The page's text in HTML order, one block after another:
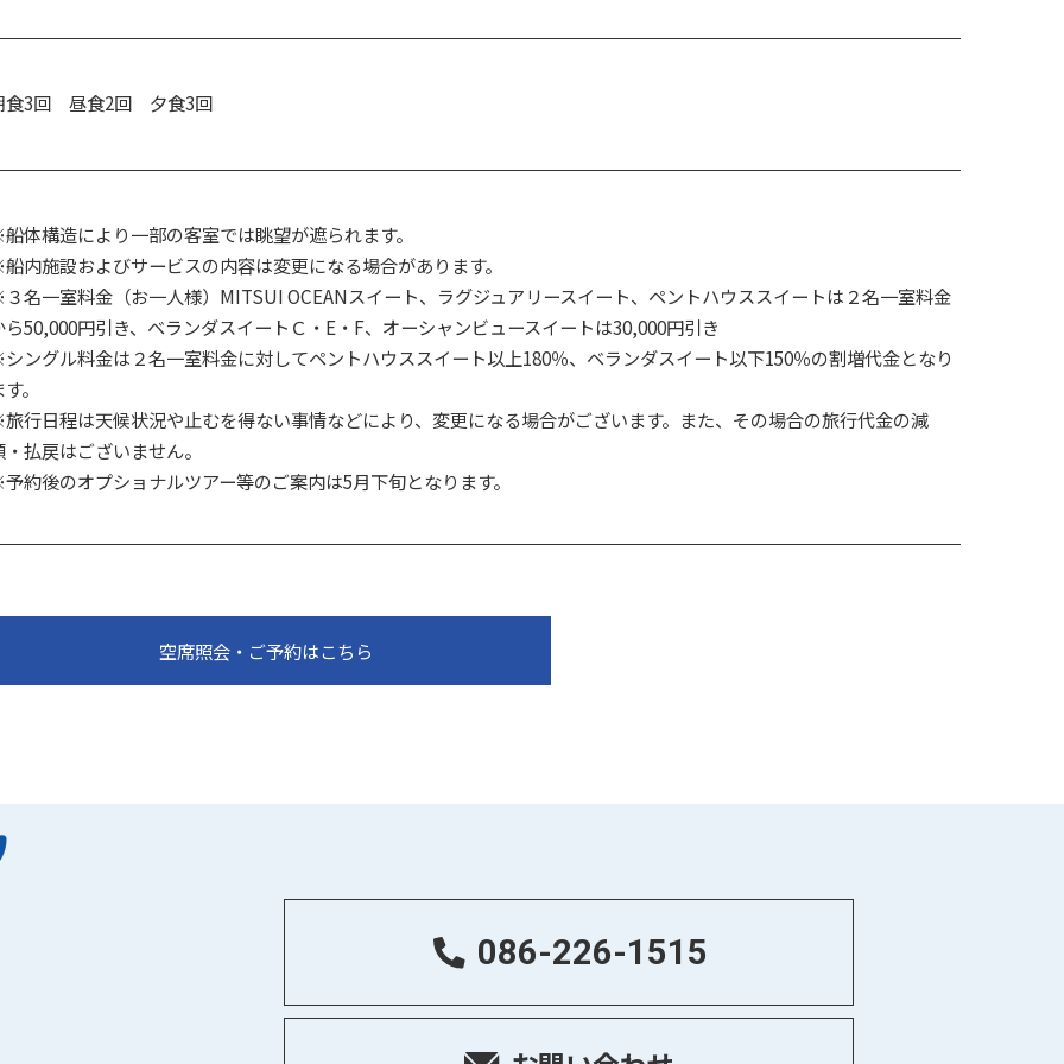
食3回 昼食2回 夕食3回
体構造により一部の客室では眺望が遮られます。
内施設およびサービスの内容は変更になる場合があります。
名一室料金（お一人様）MITSUI OCEANスイート、ラグジュアリースイート、ペントハウススイートは２名一室料金
ら50,000円引き、ベランダスイートＣ・E・F、オーシャンビュースイートは30,000円引き
ングル料金は２名一室料金に対してペントハウススイート以上180％、ベランダスイート以下150％の割増代金となり
。
行日程は天候状況や止むを得ない事情などにより、変更になる場合がございます。また、その場合の旅行代金の減
・払戻はございません。
約後のオプショナルツアー等のご案内は5月下旬となります。
空席照会・ご予約はこちら
086-226-1515